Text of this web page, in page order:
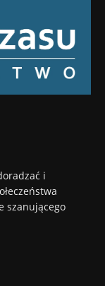
i
szanującego